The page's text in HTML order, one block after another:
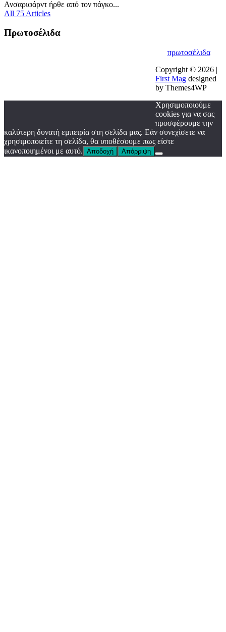
Ανσαριφάρντ ήρθε από τον πάγκο...
All 75 Articles
Πρωτοσέλιδα
πρωτοσέλιδα
Copyright © 2026 |
First Mag designed
by Themes4WP
Χρησιμοποιούμε
cookies για να σας
προσφέρουμε την
καλύτερη δυνατή εμπειρία στη σελίδα μας. Εάν συνεχίσετε να
χρησιμοποιείτε τη σελίδα, θα υποθέσουμε πως είστε
ικανοποιημένοι με αυτό. Αποδοχή Απόρριψη